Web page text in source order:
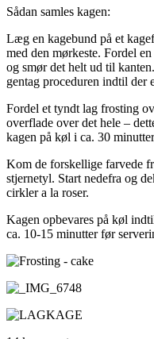
Sådan samles kagen:
Læg en kagebund på et
med den mørkeste. Fordel
og smør det helt ud til
gentag proceduren indtil der
Fordel et tyndt lag frosting
overflade over det hele –
kagen på køl i ca. 30
Kom de forskellige farvede
stjernetyl. Start nedefra og
cirkler a la roser.
Kagen opbevares på køl
ca. 10-15 minutter før